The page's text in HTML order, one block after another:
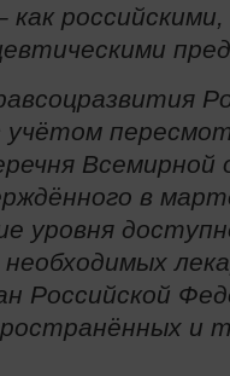
как
Всемирной
в
уровня
Российской
и